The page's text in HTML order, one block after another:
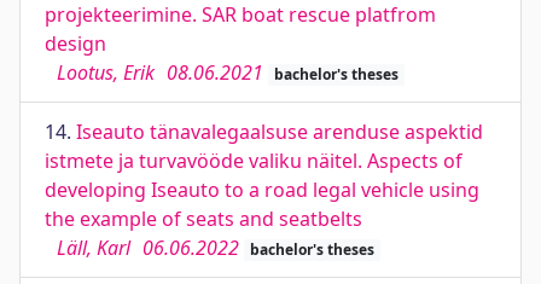
projekteerimine. SAR boat rescue platfrom
design
Lootus, Erik 08.06.2021 bachelor's theses
14. Iseauto tänavalegaalsuse arenduse aspektid
istmete ja turvavööde valiku näitel. Aspects of
developing Iseauto to a road legal vehicle using
the example of seats and seatbelts
Läll, Karl 06.06.2022 bachelor's theses